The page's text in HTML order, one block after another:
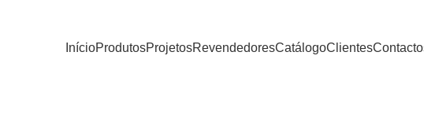
InícioProdutosProjetosRevendedoresCatálogoClientes